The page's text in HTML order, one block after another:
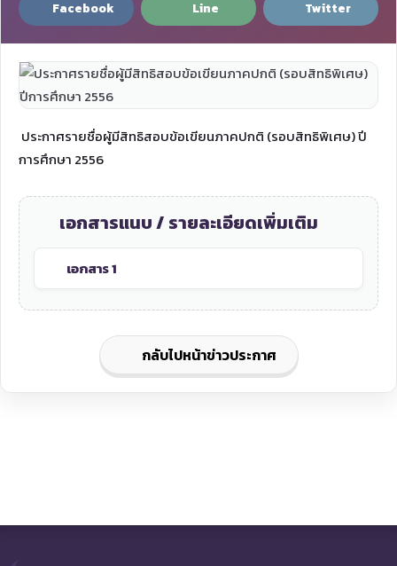
Facebook Line Twitter
ประกาศรายชื่อผู้มีสิทธิสอบข้อเขียนภาคปกติ (รอบสิทธิพิเศษ) ปี
การศึกษา 2556
เอกสารแนบ / รายละเอียดเพิ่มเติม
เอกสาร 1
กลับไปหน้าข่าวประกาศ